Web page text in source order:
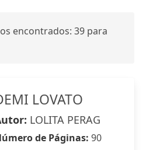
encontrados: 39 para
LOVATO
LOLITA PERAG
de Páginas: 90